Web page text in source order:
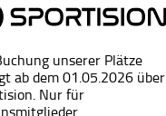
unserer Plätze
ab dem 01.05.2026 über
Nur für